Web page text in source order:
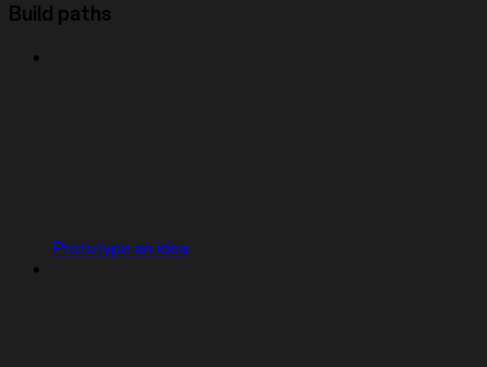
Build paths
Prototype an idea